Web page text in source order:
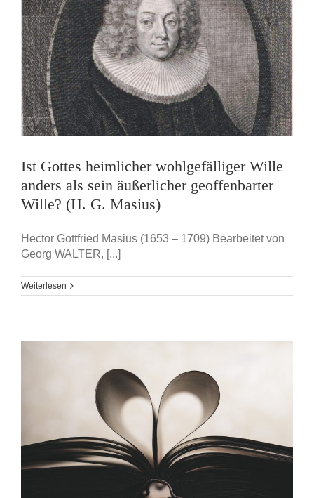
Ist Gottes heimlicher wohlgefälliger Wille
anders als sein äußerlicher geoffenbarter
Wille? (H. G. Masius)
Hector Gottfried Masius (1653 – 1709) Bearbeitet von
Georg WALTER, [...]
Weiterlesen